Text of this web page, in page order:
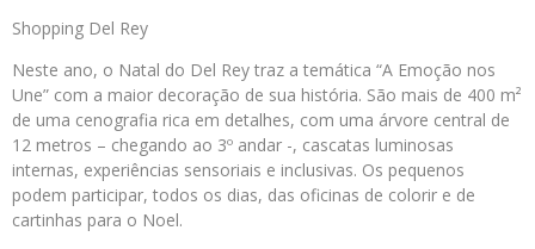
Shopping Del Rey
Neste ano, o Natal do Del Rey traz a temática “A Emoção nos
Une” com a maior decoração de sua história. São mais de 400 m²
de uma cenografia rica em detalhes, com uma árvore central de
12 metros – chegando ao 3º andar -, cascatas luminosas
internas, experiências sensoriais e inclusivas. Os pequenos
podem participar, todos os dias, das oficinas de colorir e de
cartinhas para o Noel.